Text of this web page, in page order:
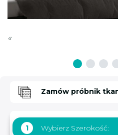
«
Zamów próbnik
1 Wybierz Szerokość: